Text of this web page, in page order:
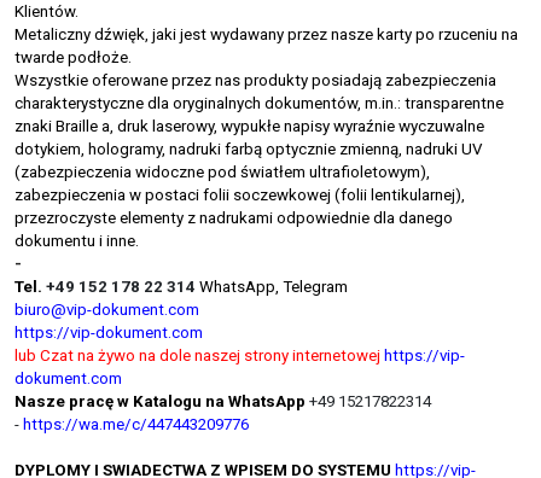
Klientów.
Metaliczny dźwięk, jaki jest wydawany przez nasze karty po rzuceniu na
twarde podłoże.
Wszystkie oferowane przez nas produkty posiadają zabezpieczenia
charakterystyczne dla oryginalnych dokumentów, m.in.: transparentne
znaki Braille a, druk laserowy, wypukłe napisy wyraźnie wyczuwalne
dotykiem, hologramy, nadruki farbą optycznie zmienną, nadruki UV
(zabezpieczenia widoczne pod światłem ultrafioletowym),
zabezpieczenia w postaci folii soczewkowej (folii lentikularnej),
przezroczyste elementy z nadrukami odpowiednie dla danego
dokumentu i inne.
-
Tel. +49 152 178 22 314 WhatsApp, Telegram
biuro@vip-dokument.com
https://vip-dokument.com
lub Czat na żywo na dole naszej strony internetowej https://vip-
dokument.com
Nasze pracę w Katalogu na WhatsApp +49 15217822314
- https://wa.me/c/447443209776
DYPLOMY I SWIADECTWA Z WPISEM DO SYSTEMU https://vip-